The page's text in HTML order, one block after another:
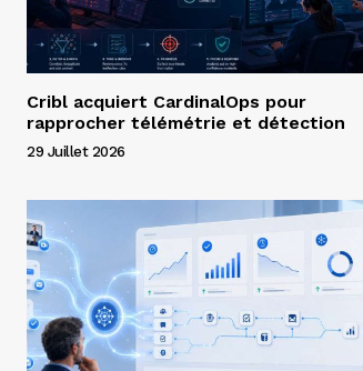
Cribl acquiert CardinalOps pour
rapprocher télémétrie et détection
29 Juillet 2026